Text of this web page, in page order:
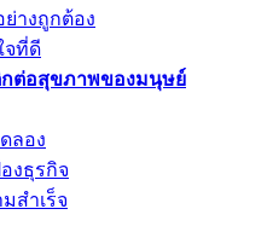
างถูกต้อง
จที่ดี
กต่อสุขภาพของมนุษย์
ลอง
งธุรกิจ
สำเร็จ